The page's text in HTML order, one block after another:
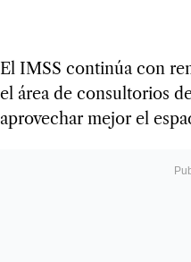
El IMSS continúa con
el área de consultorios
aprovechar mejor el